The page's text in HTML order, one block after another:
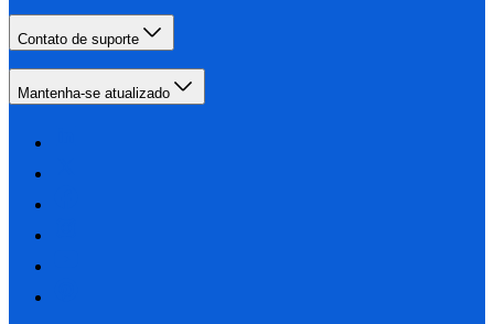
Contato de suporte
Mantenha-se atualizado